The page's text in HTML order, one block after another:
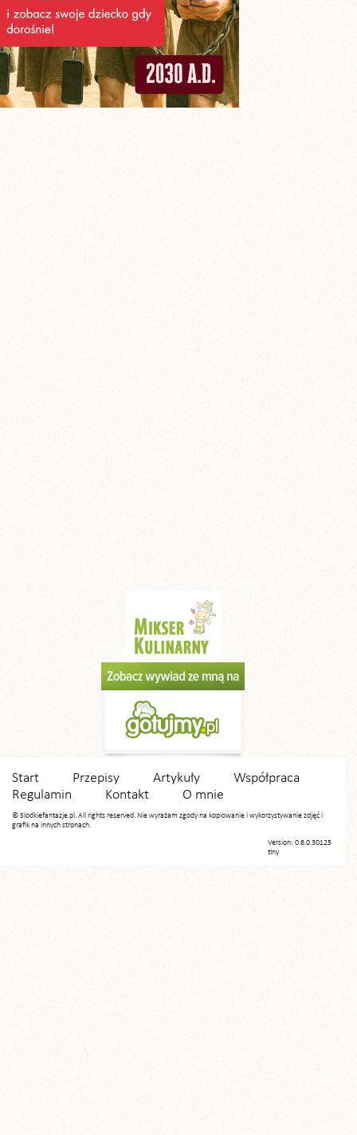
Start Przepisy Artykuły
Współpraca
Regulamin
Kontakt O mnie
© Slodkiefantazje.pl. All rights reserved. Nie wyrażam zgody na kopiowanie i wykorzystywanie zdjęć i
grafik na innych stronach.
Version: 0.6.0.30125
tiny